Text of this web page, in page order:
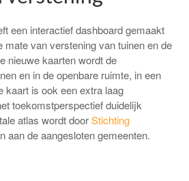
een interactief dashboard gemaakt
mate van verstening van tuinen en de
nieuwe kaarten wordt de
en in de openbare ruimte, in een
kaart is ook een extra laag
toekomstperspectief duidelijk
atlas wordt doorStichting
aan de aangesloten gemeenten.